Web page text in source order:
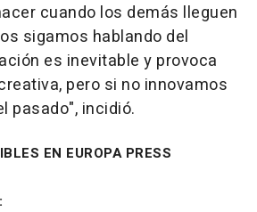
cuando los demás lleguen
sigamos hablando del
es inevitable y provoca
pero si no innovamos
pasado", incidió.
EN EUROPA PRESS